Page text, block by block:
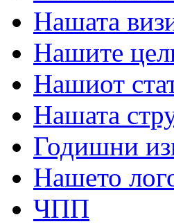
Нашата
Нашите
Нашиот
Нашата
Годишни
Нашето
ЧПП